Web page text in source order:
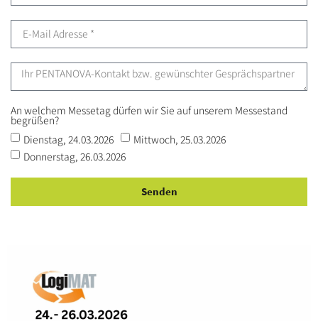
An welchem Messetag dürfen wir Sie auf unserem Messestand
begrüßen?
Dienstag, 24.03.2026
Mittwoch, 25.03.2026
Donnerstag, 26.03.2026
Senden